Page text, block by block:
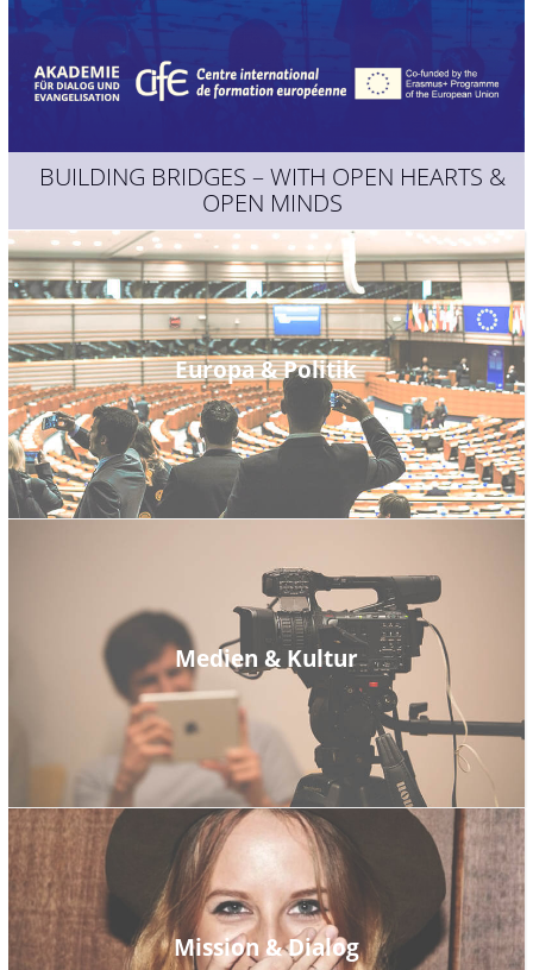
BUILDING BRIDGES – WITH OPEN HEARTS &
OPEN MINDS
Europa & Politik
Medien & Kultur
Mission & Dialog